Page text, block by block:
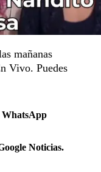
mañanas
Vivo. Puedes
WhatsApp
Noticias.